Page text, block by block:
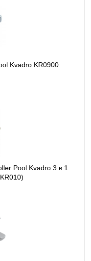
Kvadro KR0900
Pool Kvadro 3 в 1